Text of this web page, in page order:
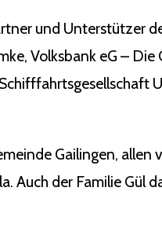
und Unterstützer
Volksbank eG –
Gailingen,
Auch der Familie Gül